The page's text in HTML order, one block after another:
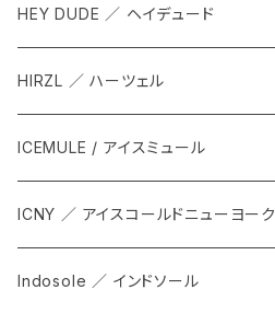
HEY DUDE ／ ヘイデュード
HIRZL ／ ハーツェル
ICEMULE / アイスミュール
ICNY ／ アイスコールドニューヨーク
Indosole ／ インドソール